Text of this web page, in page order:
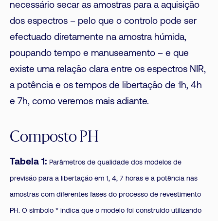
necessário secar as amostras para a aquisição
dos espectros – pelo que o controlo pode ser
efectuado diretamente na amostra húmida,
poupando tempo e manuseamento – e que
existe uma relação clara entre os espectros NIR,
a potência e os tempos de libertação de 1h, 4h
e 7h, como veremos mais adiante.
Composto PH
Tabela 1: Parâmetros de qualidade dos modelos de
previsão para a libertação em 1, 4, 7 horas e a potência nas
amostras com diferentes fases do processo de revestimento
PH. O símbolo * indica que o modelo foi construído utilizando